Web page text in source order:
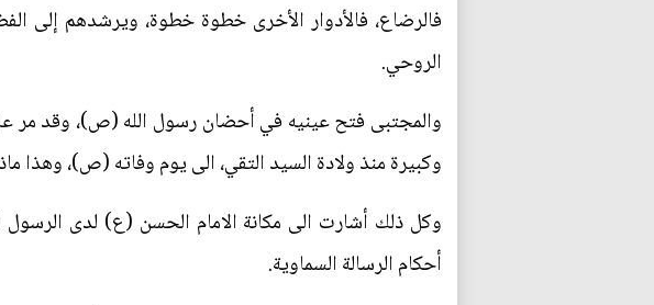
فالرضاع، فالأدوار الأخرى خطوة خطوة، ويرشدهم إلى
الروحي.
والمجتبى فتح عينيه في أحضان رسول الله (ص)، وقد مر
وكبيرة منذ ولادة السيد التقي، الى يوم وفاته (ص)، وهذا
وكل ذلك أشارت الى مكانة الامام الحسن (ع) لدى
أحكام الرسالة السماوية.